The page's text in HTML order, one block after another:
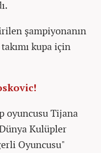
şampiyonanın
kupa için
oyuncusu Tijana
Kulüpler
Oyuncusu"